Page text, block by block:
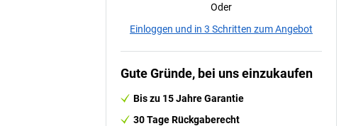
Oder
Einloggen und in 3 Schritten zum Angebot
Gute Gründe, bei uns einzukaufen
Bis zu 15 Jahre Garantie
30 Tage Rückgaberecht